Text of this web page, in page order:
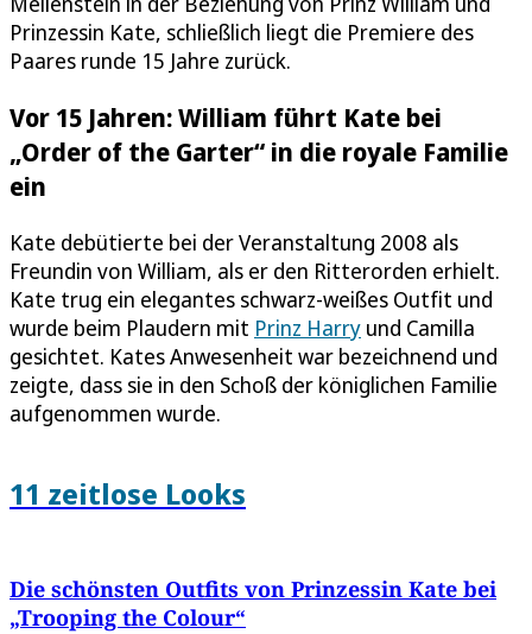
Prinzessin Kate, schließlich liegt die Premiere des
Paares runde 15 Jahre zurück.
Vor 15 Jahren: William führt Kate bei
„Order of the Garter“ in die royale Familie
ein
Kate debütierte bei der Veranstaltung 2008 als
Freundin von William, als er den Ritterorden erhielt.
Kate trug ein elegantes schwarz-weißes Outfit und
wurde beim Plaudern mit Prinz Harry und Camilla
gesichtet. Kates Anwesenheit war bezeichnend und
zeigte, dass sie in den Schoß der königlichen Familie
aufgenommen wurde.
11 zeitlose Looks
Die schönsten Outfits von Prinzessin Kate bei
„Trooping the Colour“